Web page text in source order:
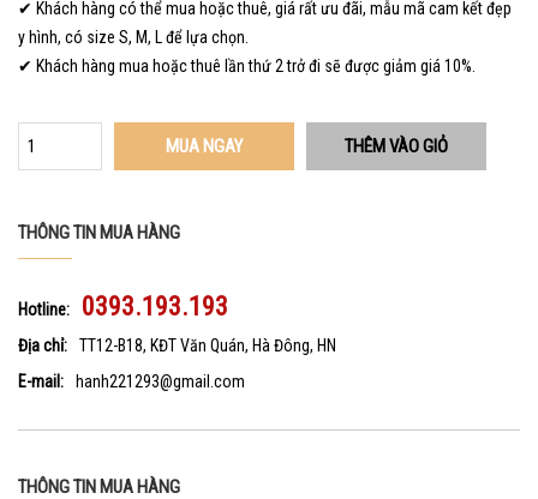
✔ Khách hàng có thể mua hoặc thuê, giá rất ưu đãi, mẫu mã cam kết đẹp
y hình, có size S, M, L để lựa chọn.
✔ Khách hàng mua hoặc thuê lần thứ 2 trở đi sẽ được giảm giá 10%.
MUA NGAY
THÔNG TIN MUA HÀNG
Hotline: 0393.193.193
Địa chỉ:
TT12-B18, KĐT Văn Quán, Hà Đông, HN
E-mail:
hanh221293@gmail.com
THÔNG TIN MUA HÀNG